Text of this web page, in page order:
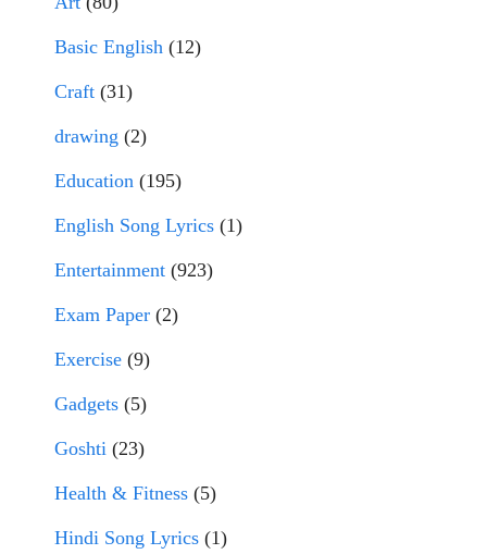
Basic English (12)
Craft (31)
drawing (2)
Education (195)
English Song Lyrics (1)
Entertainment (923)
Exam Paper (2)
Exercise (9)
Gadgets (5)
Goshti (23)
Health & Fitness (5)
Hindi Song Lyrics (1)